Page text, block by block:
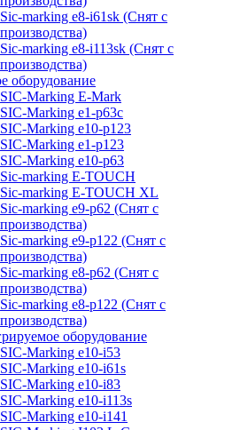
Sic-marking e8-i61sk (Снят с
производства)
Sic-marking e8-i113sk (Снят с
производства)
оборудование
SIC-Marking E-Mark
SIC-Marking e1-p63с
SIC-Marking e10-p123
SIC-Marking e1-p123
SIC-Marking e10-p63
Sic-marking E-TOUCH
Sic-marking E-TOUCH XL
Sic-marking e9-p62 (Снят с
производства)
Sic-marking e9-p122 (Снят с
производства)
Sic-marking e8-p62 (Снят с
производства)
Sic-marking e8-p122 (Снят с
производства)
оборудование
SIC-Marking e10-i53
SIC-Marking e10-i61s
SIC-Marking e10-i83
SIC-Marking e10-i113s
SIC-Marking e10-i141